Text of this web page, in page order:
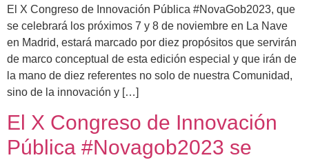
El X Congreso de Innovación Pública #NovaGob2023, que
se celebrará los próximos 7 y 8 de noviembre en La Nave
en Madrid, estará marcado por diez propósitos que servirán
de marco conceptual de esta edición especial y que irán de
la mano de diez referentes no solo de nuestra Comunidad,
sino de la innovación y […]
El X Congreso de Innovación
Pública #Novagob2023 se